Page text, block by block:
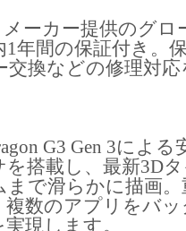
ーカー提供のグロ
年間の保証付き。
交換などの修理対
G3 Gen 3によ
搭載し、最新3D
まで滑らかに描画
複数のアプリをバ
現します。